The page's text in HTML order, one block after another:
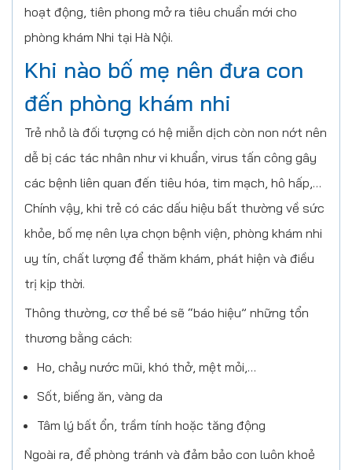
hoạt động, tiên phong mở ra tiêu chuẩn mới cho
phòng khám Nhi tại Hà Nội.
Khi nào bố mẹ nên đưa con
đến phòng khám nhi
Trẻ nhỏ là đối tượng có hệ miễn dịch còn non nớt nên
dễ bị các tác nhân như vi khuẩn, virus tấn công gây
các bệnh liên quan đến tiêu hóa, tim mạch, hô hấp,…
Chính vậy, khi trẻ có các dấu hiệu bất thường về sức
khỏe, bố mẹ nên lựa chọn bệnh viện, phòng khám nhi
uy tín, chất lượng để thăm khám, phát hiện và điều
trị kịp thời.
Thông thường, cơ thể bé sẽ “báo hiệu” những tổn
thương bằng cách:
Ho, chảy nước mũi, khó thở, mệt mỏi,…
Sốt, biếng ăn, vàng da
Tâm lý bất ổn, trầm tính hoặc tăng động
Ngoài ra, để phòng tránh và đảm bảo con luôn khoẻ